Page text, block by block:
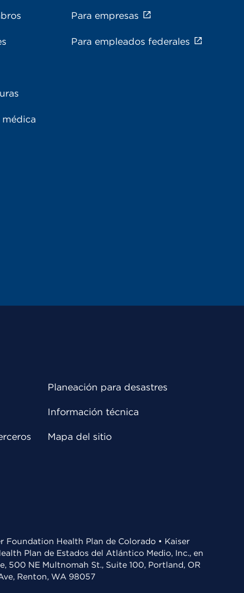
Para empresas
Para empleados federales
Planeación para desastres
Información técnica
Mapa del sitio
Foundation Health Plan de Colorado • Kaiser
Plan de Estados del Atlántico Medio, Inc., en
500 NE Multnomah St., Suite 100, Portland, OR
Renton, WA 98057